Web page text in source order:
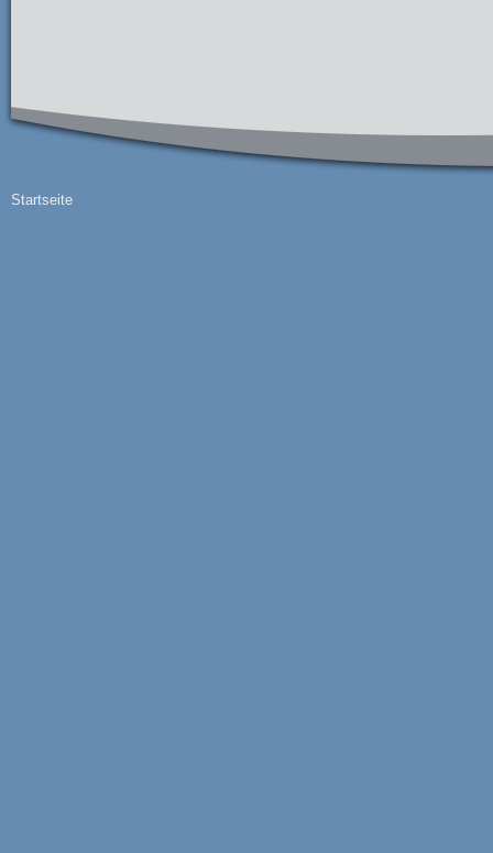
Startseite